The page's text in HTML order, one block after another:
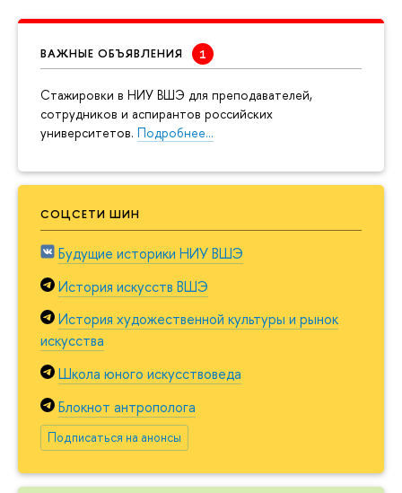
ВАЖНЫЕ ОБЪЯВЛЕНИЯ
Cтажировки в НИУ ВШЭ для преподавателей,
сотрудников и аспирантов российских
университетов. Подробнее…
СОЦСЕТИ ШИН
Будущие историки НИУ ВШЭ
История искусств ВШЭ
История художественной культуры и рынок
искусства
Школа юного искусствоведа
Блокнот антрополога
Подписаться на анонсы